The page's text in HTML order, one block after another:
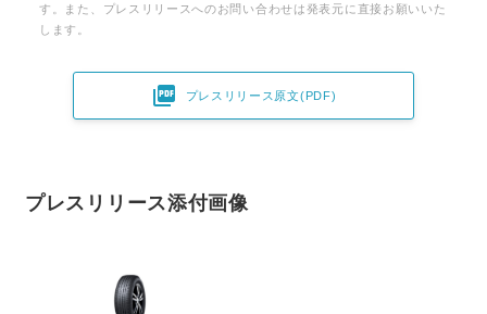
す。また、プレスリリースへのお問い合わせは発表元に直接お願いいた
します。
 プレスリリース原文(PDF)
プレスリリース添付画像